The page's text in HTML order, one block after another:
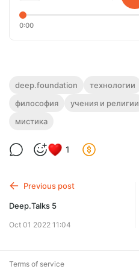
0:00
deep.foundation технологии
философия
учения и религии
мистика
1
Previous post
Deep.Talks 5
Oct 01 2022 11:04
Terms of service